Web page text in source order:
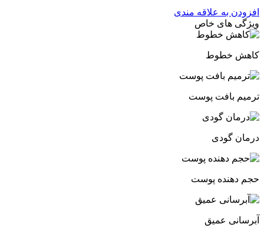
افزودن به علاقه مندی
ویژگی های خاص
کاهش خطوط
ترمیم بافت پوست
درمان گودی
حجم دهنده پوست
آبرسانی عمیق